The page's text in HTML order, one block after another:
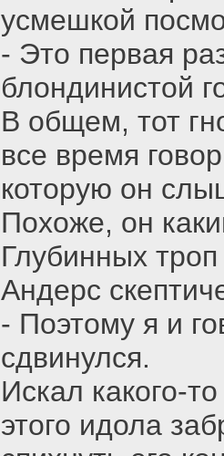
усмешкой
- Это первая
блондинистой
В общем, тот
все время
которую он
Похоже, он
Глубинных
Андерс
- Поэтому я и
сдвинулся.
Искал какого-
этого идола